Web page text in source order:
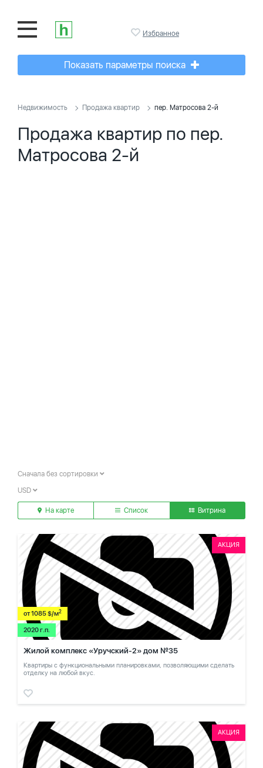
Избранное
Показать параметры поиска
Недвижимость Продажа квартир пер. Матросова 2-й
Продажа квартир по пер.
Матросова 2-й
Сначала без сортировки
USD
На карте Список Витрина
АКЦИЯ
от 1085 $/м2
2020 г.п.
Жилой комплекс «Уручский-2» дом №35
Квартиры с функциональными планировками, позволяющими сделать
отделку на любой вкус.
АКЦИЯ